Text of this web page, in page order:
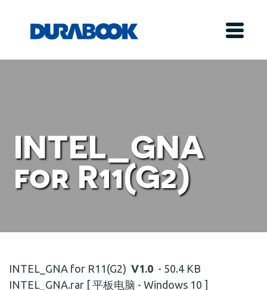
INTEL_GNA
for R11(G2)
INTEL_GNA for R11(G2) V1.0 - 50.4 KB
INTEL_GNA.rar [ 平板电脑 - Windows 10 ]